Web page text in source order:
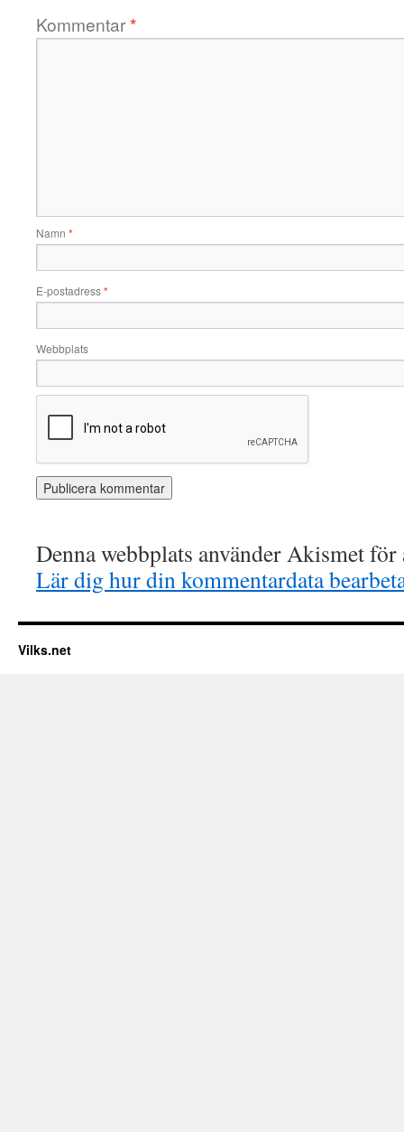
Kommentar*
Namn *
E-postadress*
Webbplats
Denna webbplats använder Akismet
Lär dig hur din kommentardata
Vilks.net